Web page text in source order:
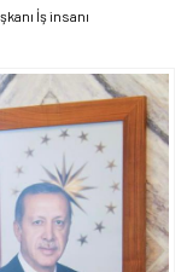
İş insanı